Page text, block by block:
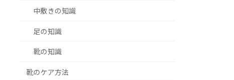
中敷きの知識
足の知識
靴の知識
靴のケア方法